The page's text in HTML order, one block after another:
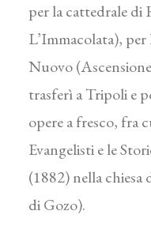
per la cattedrale di
L’Immacolata),
Nuovo
trasferì a Tripoli e
opere a fresco, fra
Evangelisti e le
(1882) nella chiesa
di Gozo).